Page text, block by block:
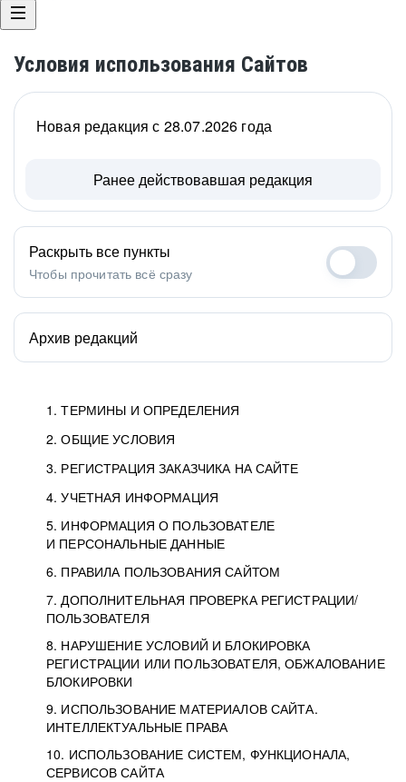
Условия использования Сайтов
1. ТЕРМИНЫ И ОПРЕДЕЛЕНИЯ
2. ОБЩИЕ УСЛОВИЯ
3. РЕГИСТРАЦИЯ ЗАКАЗЧИКА НА САЙТЕ
4. УЧЕТНАЯ ИНФОРМАЦИЯ
5. ИНФОРМАЦИЯ О ПОЛЬЗОВАТЕЛЕ
И ПЕРСОНАЛЬНЫЕ ДАННЫЕ
6. ПРАВИЛА ПОЛЬЗОВАНИЯ САЙТОМ
7. ДОПОЛНИТЕЛЬНАЯ ПРОВЕРКА РЕГИСТРАЦИИ/
ПОЛЬЗОВАТЕЛЯ
8. НАРУШЕНИЕ УСЛОВИЙ И БЛОКИРОВКА
РЕГИСТРАЦИИ ИЛИ ПОЛЬЗОВАТЕЛЯ, ОБЖАЛОВАНИЕ
БЛОКИРОВКИ
9. ИСПОЛЬЗОВАНИЕ МАТЕРИАЛОВ САЙТА.
ИНТЕЛЛЕКТУАЛЬНЫЕ ПРАВА
10. ИСПОЛЬЗОВАНИЕ СИСТЕМ, ФУНКЦИОНАЛА,
СЕРВИСОВ САЙТА
Новая редакция с 28.07.2026 года
Ранее действовавшая редакция
Раскрыть все пункты
Чтобы прочитать всё сразу
Архив редакций